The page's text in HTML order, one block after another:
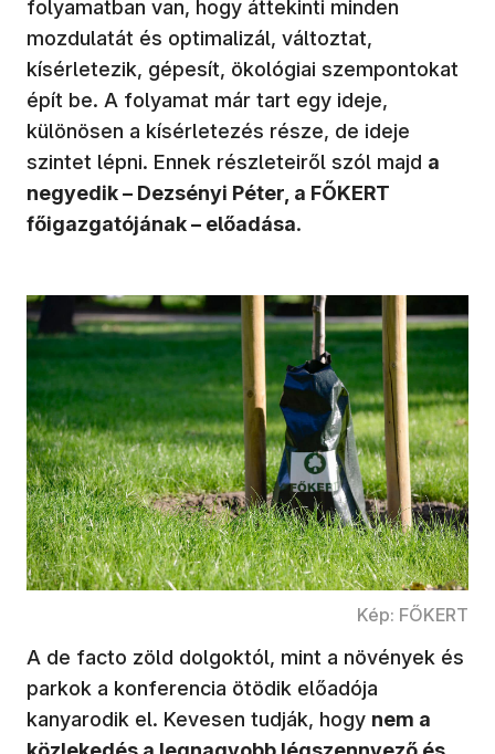
folyamatban van, hogy áttekinti minden
mozdulatát és optimalizál, változtat,
kísérletezik, gépesít, ökológiai szempontokat
épít be. A folyamat már tart egy ideje,
különösen a kísérletezés része, de ideje
szintet lépni. Ennek részleteiről szól majd a
negyedik – Dezsényi Péter, a FŐKERT
főigazgatójának – előadása.
Kép: FŐKERT
A de facto zöld dolgoktól, mint a növények és
parkok a konferencia ötödik előadója
kanyarodik el. Kevesen tudják, hogy nem a